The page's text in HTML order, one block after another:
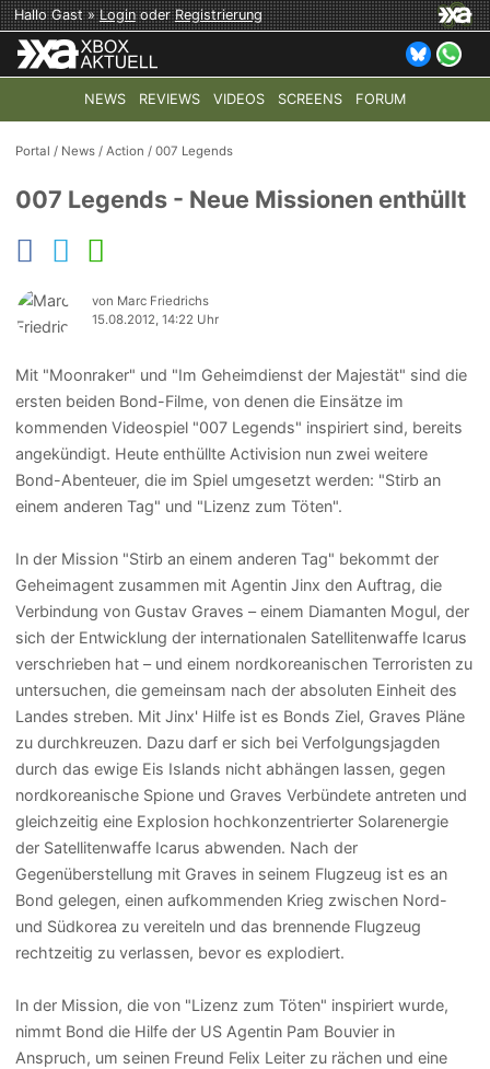
Hallo Gast »LoginoderRegistrierung
NEWS REVIEWS VIDEOS SCREENS FORUM
TOP-THEMEN: COD: MODERN WARFARE 4 HALO:
Portal / News /Action /007 Legends
007 Legends - Neue Missionen enthüllt
von Marc Friedrichs
15.08.2012, 14:22 Uhr
Mit "Moonraker" und "Im Geheimdienst der Majestät" sind die
ersten beiden Bond-Filme, von denen die Einsätze im
kommenden Videospiel "007 Legends" inspiriert sind, bereits
angekündigt. Heute enthüllte Activision nun zwei weitere
Bond-Abenteuer, die im Spiel umgesetzt werden: "Stirb an
einem anderen Tag" und "Lizenz zum Töten".
In der Mission "Stirb an einem anderen Tag" bekommt der
Geheimagent zusammen mit Agentin Jinx den Auftrag, die
Verbindung von Gustav Graves – einem Diamanten Mogul, der
sich der Entwicklung der internationalen Satellitenwaffe Icarus
verschrieben hat – und einem nordkoreanischen Terroristen zu
untersuchen, die gemeinsam nach der absoluten Einheit des
Landes streben. Mit Jinx' Hilfe ist es Bonds Ziel, Graves Pläne
zu durchkreuzen. Dazu darf er sich bei Verfolgungsjagden
durch das ewige Eis Islands nicht abhängen lassen, gegen
nordkoreanische Spione und Graves Verbündete antreten und
gleichzeitig eine Explosion hochkonzentrierter Solarenergie
der Satellitenwaffe Icarus abwenden. Nach der
Gegenüberstellung mit Graves in seinem Flugzeug ist es an
Bond gelegen, einen aufkommenden Krieg zwischen Nord-
und Südkorea zu vereiteln und das brennende Flugzeug
rechtzeitig zu verlassen, bevor es explodiert.
In der Mission, die von "Lizenz zum Töten" inspiriert wurde,
nimmt Bond die Hilfe der US Agentin Pam Bouvier in
Anspruch, um seinen Freund Felix Leiter zu rächen und eine